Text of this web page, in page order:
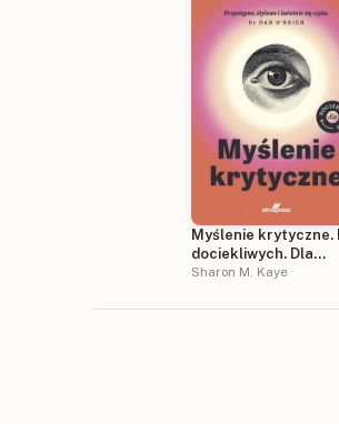
Myślenie krytyczne.
dociekliwych. Dla
dociekliwych
Sharon M. Kaye